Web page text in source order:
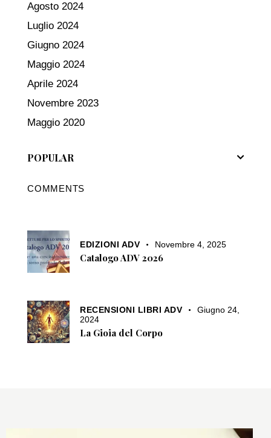
Agosto 2024
Luglio 2024
Giugno 2024
Maggio 2024
Aprile 2024
Novembre 2023
Maggio 2020
POPULAR
COMMENTS
EDIZIONI ADV Novembre 4, 2025
Catalogo ADV 2026
RECENSIONI LIBRI ADV
Giugno 24,
2024
La Gioia del Corpo